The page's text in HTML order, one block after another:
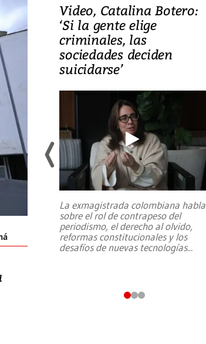
Video, Catalina Botero:
‘Si la gente elige
criminales, las
sociedades deciden
suicidarse’
La exmagistrada colombiana habla
sobre el rol de contrapeso del
periodismo, el derecho al olvido,
reformas constitucionales y los
desafíos de nuevas tecnologías...